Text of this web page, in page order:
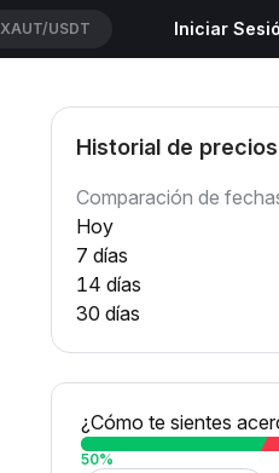
XAUT/USDT Iniciar
Historial de
Comparación de
Hoy
7 días
14 días
30 días
¿Cómo te sientes
50%